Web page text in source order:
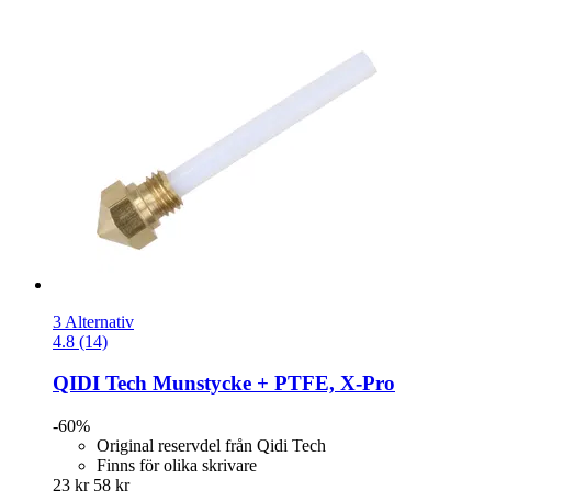
3 Alternativ
4.8 (14)
QIDI Tech Munstycke + PTFE, X-​Pro
-60%
Original reservdel från Qidi Tech
Finns för olika skrivare
23 kr 58 kr